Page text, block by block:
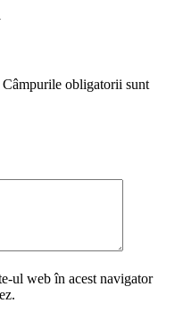
Câmpurile obligatorii sunt
ul web în acest navigator